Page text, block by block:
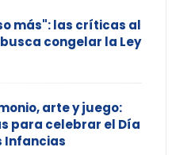
más": las críticas al
congelar la Ley
arte y juego:
para celebrar el Día
Infancias